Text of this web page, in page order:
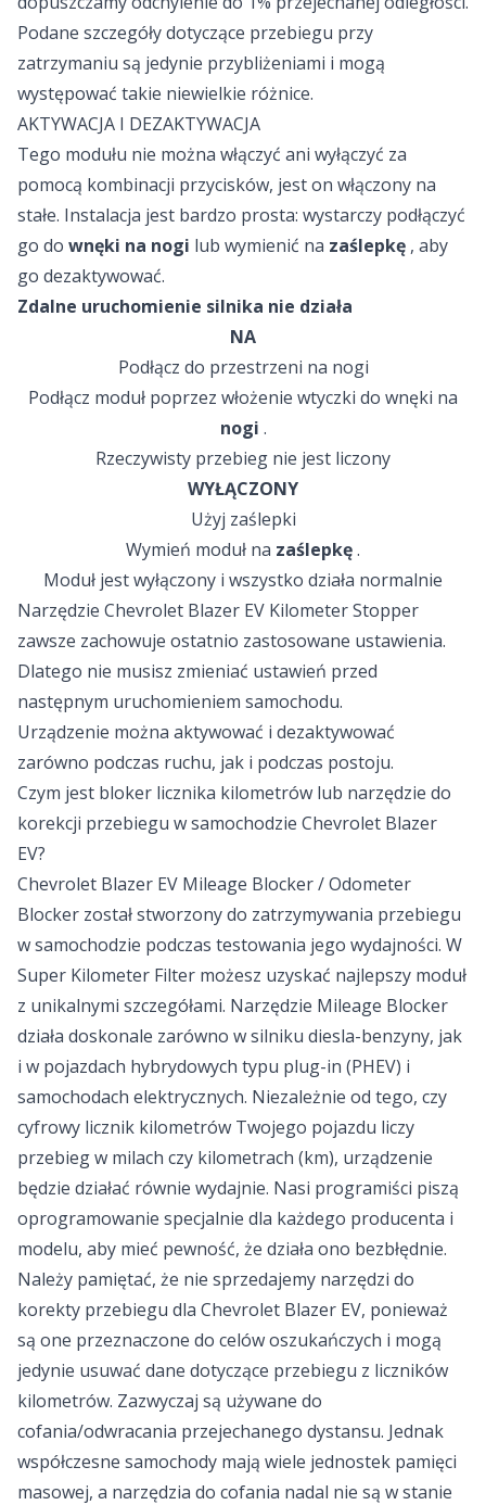
Podane szczegóły dotyczące przebiegu przy
zatrzymaniu są jedynie przybliżeniami i mogą
występować takie niewielkie różnice.
AKTYWACJA I DEZAKTYWACJA
Tego modułu nie można włączyć ani wyłączyć za
pomocą kombinacji przycisków, jest on włączony na
stałe. Instalacja jest bardzo prosta: wystarczy podłączyć
go do wnęki na nogi lub wymienić na zaślepkę , aby
go dezaktywować.
Zdalne uruchomienie silnika nie działa
NA
Podłącz do przestrzeni na nogi
Podłącz moduł poprzez włożenie wtyczki do wnęki na
nogi .
Rzeczywisty przebieg nie jest liczony
WYŁĄCZONY
Użyj zaślepki
Wymień moduł na zaślepkę.
Moduł jest wyłączony i wszystko działa normalnie
Narzędzie Chevrolet Blazer EV Kilometer Stopper
zawsze zachowuje ostatnio zastosowane ustawienia.
Dlatego nie musisz zmieniać ustawień przed
następnym uruchomieniem samochodu.
Urządzenie można aktywować i dezaktywować
zarówno podczas ruchu, jak i podczas postoju.
Czym jest bloker licznika kilometrów lub narzędzie do
korekcji przebiegu w samochodzie Chevrolet Blazer
EV?
Chevrolet Blazer EV Mileage Blocker / Odometer
Blocker został stworzony do zatrzymywania przebiegu
w samochodzie podczas testowania jego wydajności. W
Super Kilometer Filter możesz uzyskać najlepszy moduł
z unikalnymi szczegółami. Narzędzie Mileage Blocker
działa doskonale zarówno w silniku diesla-benzyny, jak
i w pojazdach hybrydowych typu plug-in (PHEV) i
samochodach elektrycznych. Niezależnie od tego, czy
cyfrowy licznik kilometrów Twojego pojazdu liczy
przebieg w milach czy kilometrach (km), urządzenie
będzie działać równie wydajnie. Nasi programiści piszą
oprogramowanie specjalnie dla każdego producenta i
modelu, aby mieć pewność, że działa ono bezbłędnie.
Należy pamiętać, że nie sprzedajemy narzędzi do
korekty przebiegu dla Chevrolet Blazer EV, ponieważ
są one przeznaczone do celów oszukańczych i mogą
jedynie usuwać dane dotyczące przebiegu z liczników
kilometrów. Zazwyczaj są używane do
cofania/odwracania przejechanego dystansu. Jednak
współczesne samochody mają wiele jednostek pamięci
masowej, a narzędzia do cofania nadal nie są w stanie